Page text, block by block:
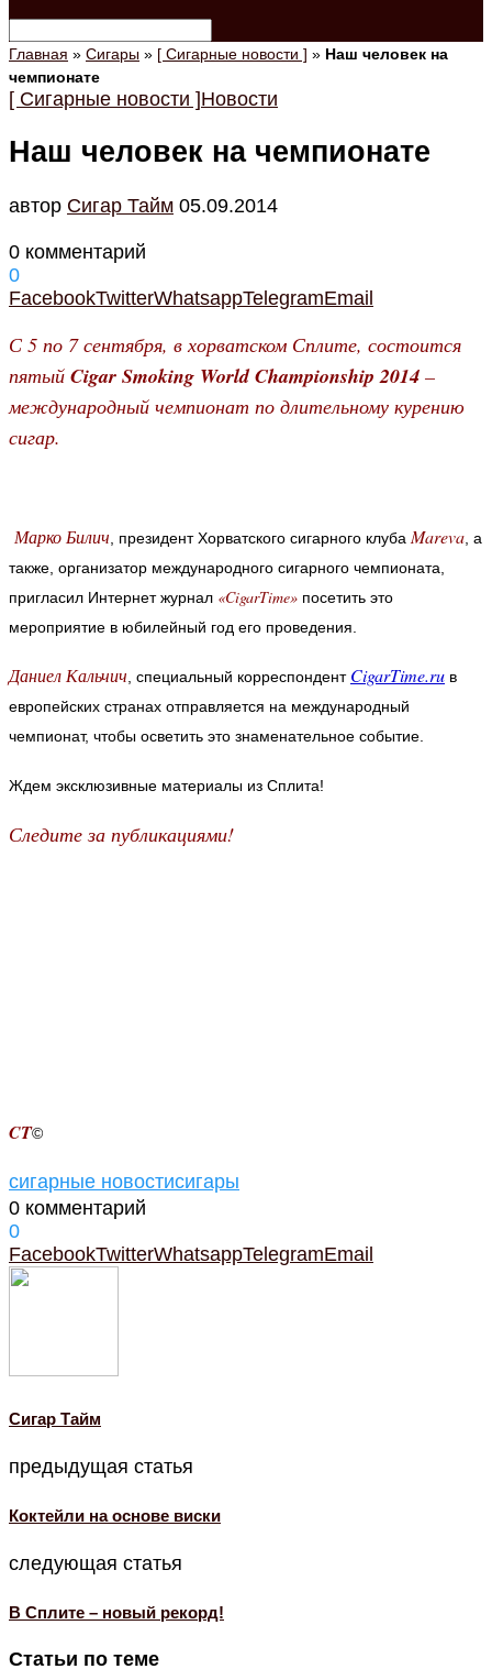
Главная » Сигары » [ Сигарные новости ] » Наш человек на
чемпионате
[ Сигарные новости ]Новости
Наш человек на чемпионате
автор Cигар Тайм 05.09.2014
0 комментарий
0
FacebookTwitterWhatsappTelegramEmail
С 5 по 7 сентября, в хорватском Сплите, состоится
пятый Cigar Smoking World Championship 2014 –
международный чемпионат по длительному курению
сигар.
Марко Билич , президент Хорватского сигарного клуба Mareva , а
также, организатор международного сигарного чемпионата,
пригласил Интернет журнал «CigarTime» посетить это
мероприятие в юбилейный год его проведения.
Даниел Кальчич , специальный корреспондент CigarTime.ru в
европейских странах отправляется на международный
чемпионат, чтобы осветить это знаменательное событие.
Ждем эксклюзивные материалы из Сплита!
Следите за публикациями!
CT©
сигарные новостисигары
0 комментарий
0
FacebookTwitterWhatsappTelegramEmail
Cигар Тайм
предыдущая статья
Коктейли на основе виски
следующая статья
В Сплите – новый рекорд!
Статьи по теме